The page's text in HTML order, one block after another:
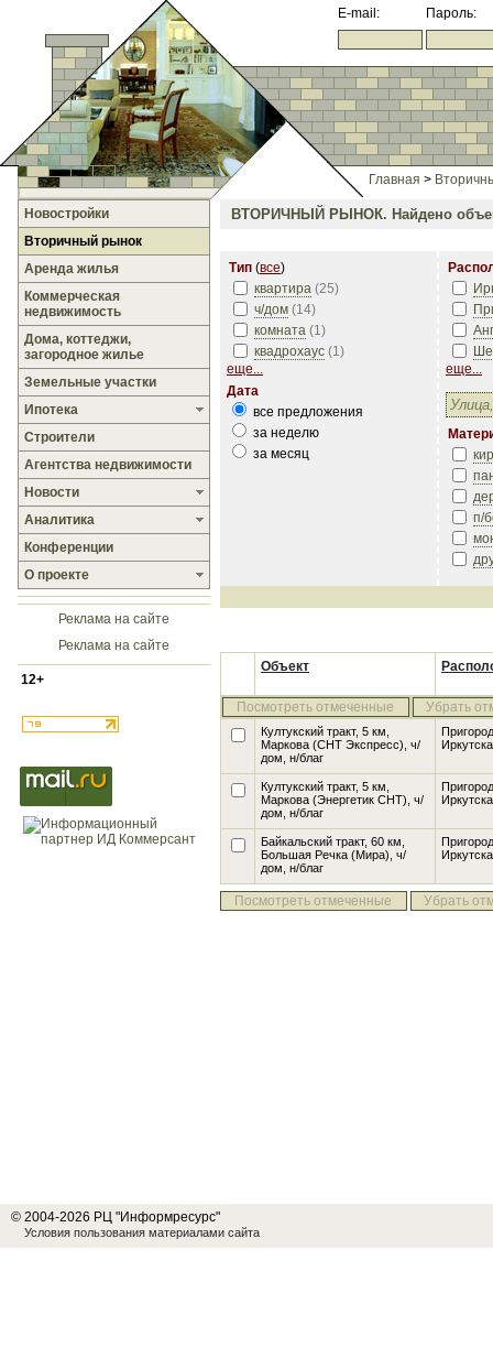
E-mail: Пароль:
Главная >
Новостройки
Вторичный рынок
Аренда жилья
Коммерческая
недвижимость
Дома, коттеджи,
загородное жилье
Земельные участки
Ипотека
Строители
Агентства недвижимости
Новости
Аналитика
Конференции
О проекте
Реклама на сайте
Реклама на сайте
12+
ВТОРИЧНЫЙ РЫНОК. Найдено
Тип (все)
квартира (25)
ч/дом (14)
комната (1)
квадрохаус (1)
еще...
Дата
все предложения
за неделю
за месяц
еще...
п/
Объект
Посмотреть отмеченные Убрать
Култукский тракт, 5 км,
Маркова (СНТ Экспресс), ч/
дом, н/благ
Пригород
Иркутска
Култукский тракт, 5 км,
Маркова (Энергетик СНТ), ч/
дом, н/благ
Пригород
Иркутска
Байкальский тракт, 60 км,
Большая Речка (Мира), ч/
дом, н/благ
Пригород
Иркутска
Посмотреть отмеченные Убрать
© 2004-2026 РЦ "Информресурс"
Условия пользования материалами сайта